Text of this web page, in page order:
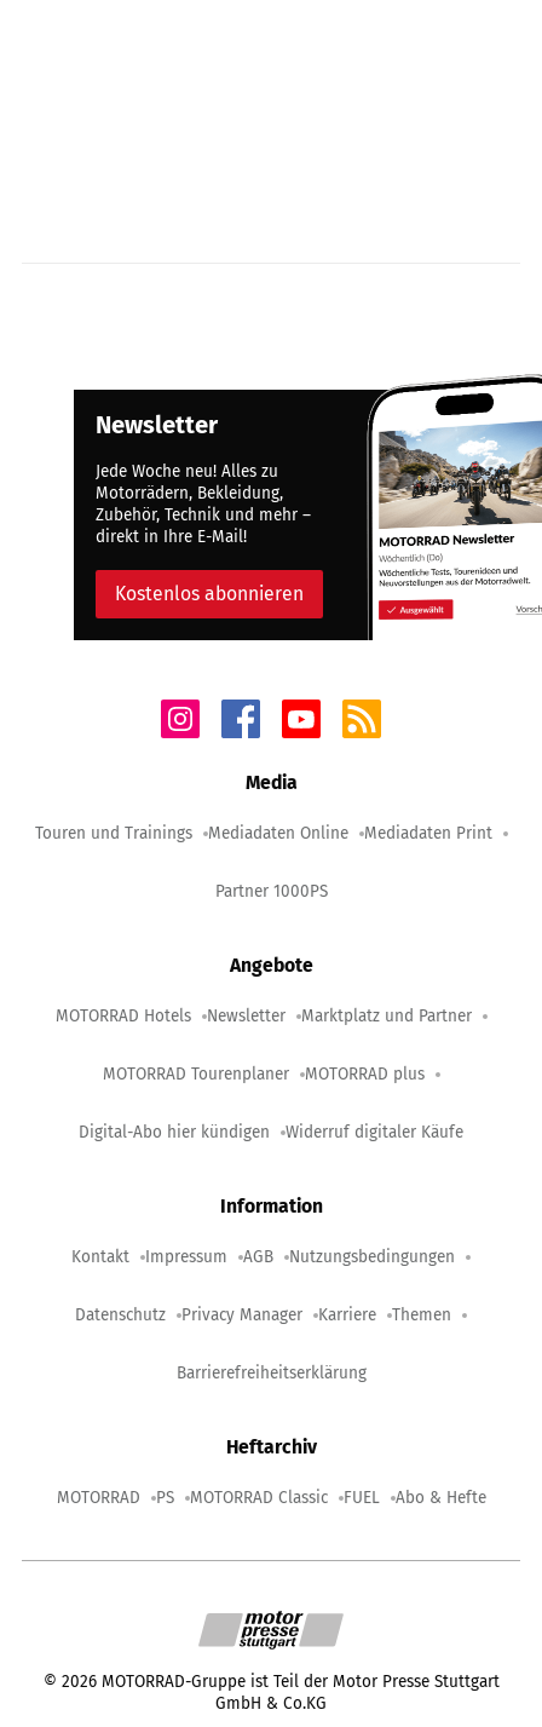
Newsletter
Jede Woche neu! Alles zu
Motorrädern, Bekleidung,
Zubehör, Technik und mehr –
direkt in Ihre E-Mail!
Kostenlos abonnieren
Media
Touren und Trainings Mediadaten Online Mediadaten Print
Partner 1000PS
Angebote
MOTORRAD Hotels Newsletter Marktplatz und Partner
MOTORRAD Tourenplaner MOTORRAD plus
Digital-Abo hier kündigen Widerruf digitaler Käufe
Information
Kontakt Impressum AGB Nutzungsbedingungen
Datenschutz Privacy Manager Karriere Themen
Barrierefreiheitserklärung
Heftarchiv
MOTORRAD PS MOTORRAD Classic FUEL Abo & Hefte
© 2026 MOTORRAD-Gruppe ist Teil der Motor Presse Stuttgart
GmbH & Co.KG